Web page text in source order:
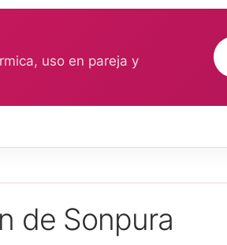
uso en pareja y
de Sonpura